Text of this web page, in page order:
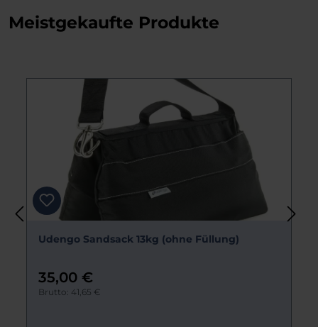
Meistgekaufte Produkte
Produktgalerie überspringen
Udengo Sandsack 13kg (ohne Füllung)
35,00 €
Brutto: 41,65 €